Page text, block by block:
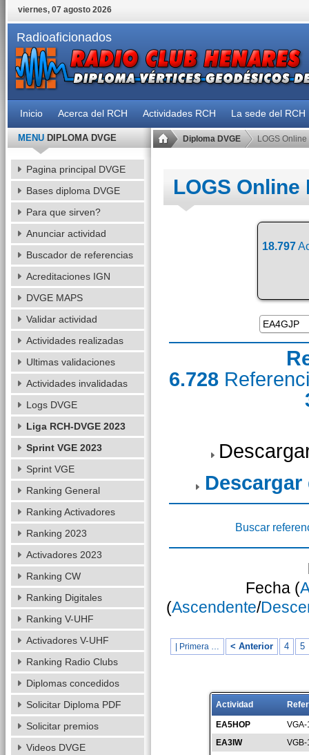
viernes, 07 agosto 2026
Radioaficionados
Inicio Acerca del RCH Actividades RCH La sede del RCH
Diploma DVGE LOGS Online
LOGS Online
18.797
6.728
Descargar
Buscar
Fecha (
(Ascendente/
| Primera … < Anterior 4 5
Actividad
EA5HOP
EA3IW
MENUDIPLOMA DVGE
Pagina principal DVGE
Bases diploma DVGE
Para que sirven?
Anunciar actividad
Buscador de referencias
Acreditaciones IGN
DVGE MAPS
Validar actividad
Actividades realizadas
Ultimas validaciones
Actividades invalidadas
Logs DVGE
Liga RCH-DVGE 2023
Sprint VGE 2023
Sprint VGE
Ranking General
Ranking Activadores
Ranking 2023
Activadores 2023
Ranking CW
Ranking Digitales
Ranking V-UHF
Activadores V-UHF
Ranking Radio Clubs
Diplomas concedidos
Solicitar Diploma PDF
Solicitar premios
Videos DVGE